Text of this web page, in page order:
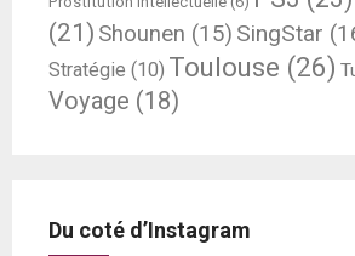
(21) Shounen (15) SingStar
Stratégie (10) Toulouse (26)
Voyage (18)
Du coté d’Instagram